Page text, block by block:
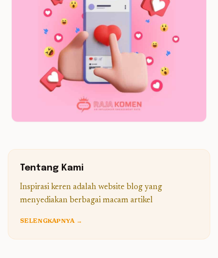
Tentang Kami
Inspirasi keren adalah website blog yang
menyediakan berbagai macam artikel
SELENGKAPNYA →